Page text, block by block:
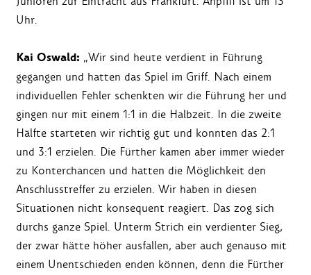
Uhr.
Kai Oswald: „Wir sind heute verdient in Führung
gegangen und hatten das Spiel im Griff. Nach einem
individuellen Fehler schenkten wir die Führung her und
gingen nur mit einem 1:1 in die Halbzeit. In die zweite
Hälfte starteten wir richtig gut und konnten das 2:1
und 3:1 erzielen. Die Fürther kamen aber immer wieder
zu Konterchancen und hatten die Möglichkeit den
Anschlusstreffer zu erzielen. Wir haben in diesen
Situationen nicht konsequent reagiert. Das zog sich
durchs ganze Spiel. Unterm Strich ein verdienter Sieg,
der zwar hätte höher ausfallen, aber auch genauso mit
einem Unentschieden enden können, denn die Fürther